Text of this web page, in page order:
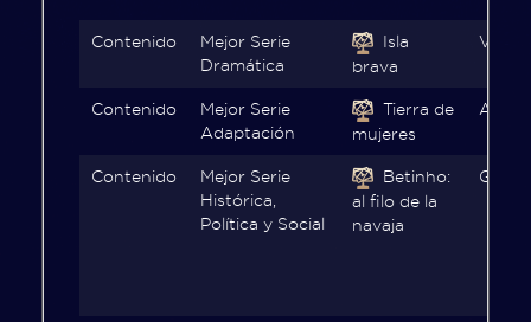
Historia
Estatuilla
Premios
Contenido
Mejor Serie
Dramática
Isla
brava
ViX
Contenido
Mejor Serie
Adaptación
Tierra de
mujeres
Apple
Contenido
Mejor Serie
Histórica,
Política y Social
Betinho:
al filo de la
navaja